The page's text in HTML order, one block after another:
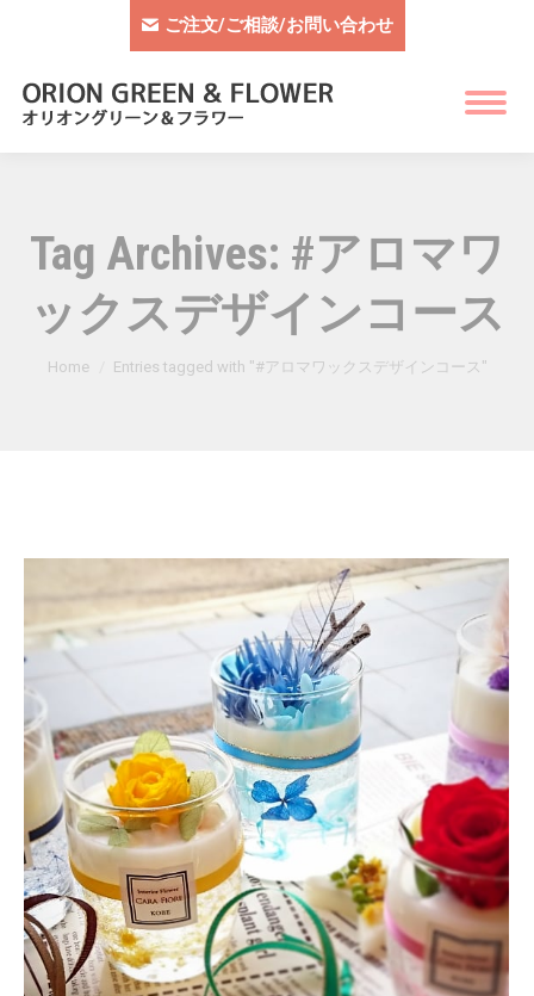
ご注文/ご相談/お問い合わせ
Tag Archives: #アロマワ
ックスデザインコース
You are here:
Home Entries tagged with "#アロマワックスデザインコース"